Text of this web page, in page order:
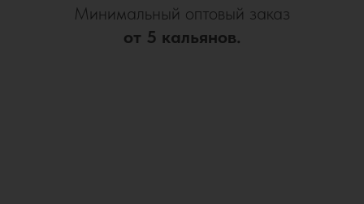
Минимальный оптовый заказ
от 5 кальянов.